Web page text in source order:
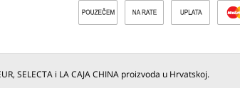
SELECTA i LA CAJA CHINA proizvoda u Hrvatskoj.